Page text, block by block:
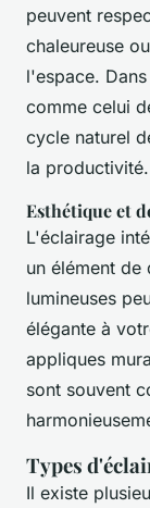
peuvent
chaleureuse
l'espace.
comme celui
cycle naturel
la productivité.
Esthétique et
L'éclairage
un élément de
lumineuses
élégante à
appliques
sont souvent
Types
Il existe